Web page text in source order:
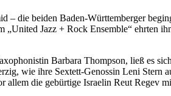
– die beiden Baden-Württemberger
Jazz + Rock Ensemble“ ehrten
Barbara Thompson, ließ es
wie ihre Sextett-Genossin Leni Stern
die gebürtige Israelin Reut Regev